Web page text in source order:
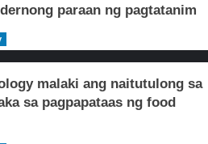
paraan ng pagtatanim
malaki ang naitutulong sa
sa pagpapataas ng food